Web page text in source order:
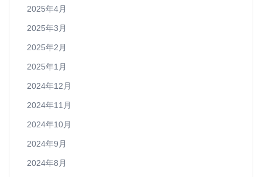
2025年4月
2025年3月
2025年2月
2025年1月
2024年12月
2024年11月
2024年10月
2024年9月
2024年8月